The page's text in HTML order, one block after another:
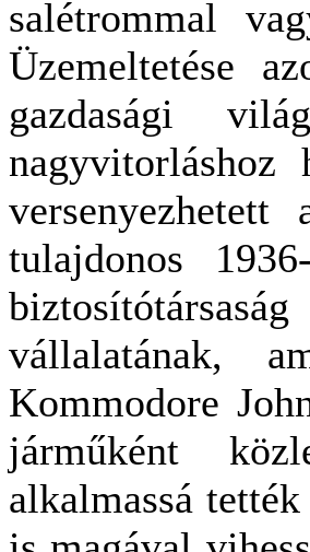
salétrommal
Üzemeltetése
gazdasági
nagyvitorláshoz
tulajdonos
vállalatának,
Kommodore
járműként
alkalmassá